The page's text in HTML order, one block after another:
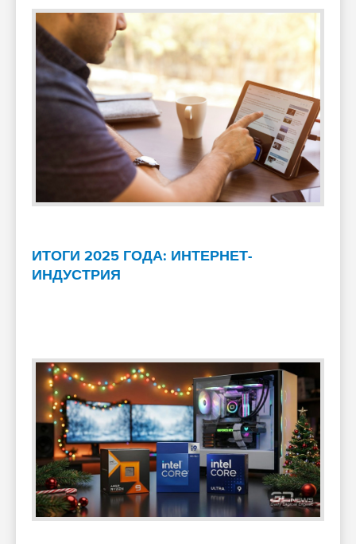
ИТОГИ 2025 ГОДА: ИНТЕРНЕТ-
ИНДУСТРИЯ